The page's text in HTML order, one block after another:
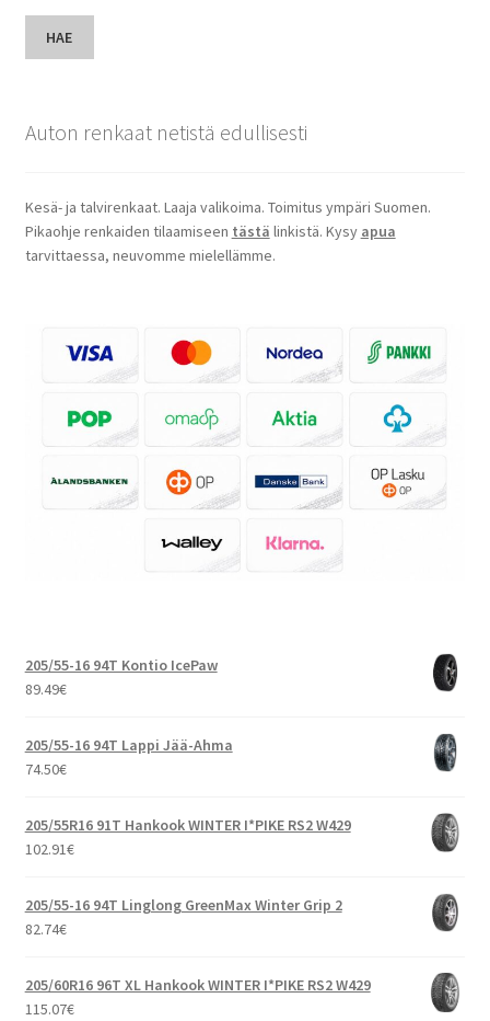
HAE
Auton renkaat netistä edullisesti
Kesä- ja talvirenkaat. Laaja valikoima. Toimitus ympäri Suomen.
Pikaohje renkaiden tilaamiseen tästä linkistä. Kysy apua
tarvittaessa, neuvomme mielellämme.
205/55-16 94T Kontio IcePaw
89.49€
205/55-16 94T Lappi Jää-Ahma
74.50€
205/55R16 91T Hankook WINTER I*PIKE RS2 W429
102.91€
205/55-16 94T Linglong GreenMax Winter Grip 2
82.74€
205/60R16 96T XL Hankook WINTER I*PIKE RS2 W429
115.07€